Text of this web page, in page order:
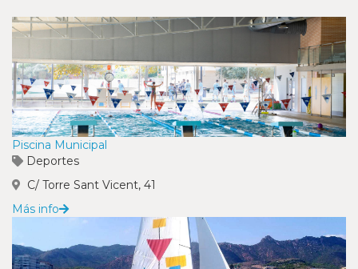
Piscina Municipal
Deportes
C/ Torre Sant Vicent, 41
Más info